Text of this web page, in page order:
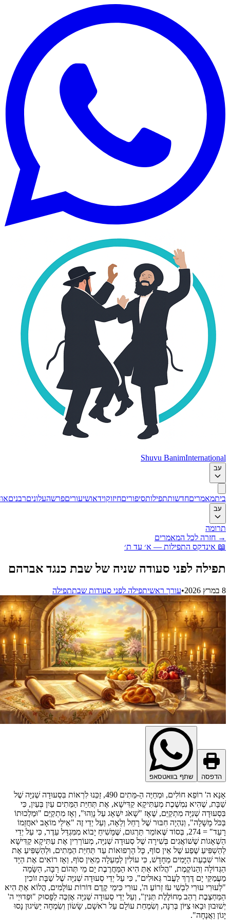
Shuvu Banim
מאמריםחדשותתפילותסיפוריםחיזוקוידאושיעוריםפרשהעלוניםרבניםאודות
חזרה לכל המאמרים
אינדקס התפילות — א׳ עד ת׳
לפני סעודה שניה של שבת כנגד אברהם
•עורך ראשיתפילה לפני סעודות שבתתפילה
שתף בוואטסאפ
אָנָּא ה' רוֹפֵא חוֹלִים, וּמְחַיֶּה הַ-מֵּתִים 490, זַכֵּנוּ לִרְאוֹת בִּסְעוּדָה שְׁנִיָּה שֶׁל
שֶׁהִיא נִמְשֶׁכֶת מְעַתִּיקָא קַדִּישָׁא, אֶת תְּחִיַּת הַמֵּתִים עַיִן בְּעַיִן, כִּי
שְׁנִיָּה מִתְקַיֵּם, שֶׁאָז "שָׁאֹג יִשְׁאָג עַל נָוֵהוּ", וְאָז מִתְקַיֵּם "וּמַלְכוּתוֹ
מָשָׁלָה", וְנִהְיָה חִבּוּר שֶׁל רָחֵל וְלֵאָה, וְעַל יְדֵי זֶה "אֵילֵי מוֹאָב יֹאחֲזֵמוֹ
רָעַד" = 274, בְּסוֹד שֶּׁאוֹמֵר תַּרְגּוּם, שֶּׁמָּשִׁיחַ יָבוֹא מִמִּגְדַּל עֵדֶר, כִּי עַל יְדֵי
שֶׁשׁוֹאֲגִים בְּשִׁירָה שֶׁל סְעוּדָה שְׁנִיָּה, מְעוֹרְרִין אֶת עַתִּיקָא קַדִּישָׁא
שֶׁפַע שֶׁל אֵין סוֹף, כָּל הָרְפוּאוֹת עַד תְּחִיַּת הַמֵּתִים, וּלְהַשְׁפִּיעַ אֶת
שִׁבְעַת הַיָּמִים מֵחָדָשׁ, כִּי עוֹלִין לְמַעְלָה מֵאֵין סוֹף, וְאָז רוֹאִים אֶת הַיָּד
וְהַנוֹקֶמֶת, "הֲלוֹא אַתְּ הִיא הַמַּחֲרֶבֶת יָם מֵי תְּהוֹם רַבָּה, הַשָּׂמָה
יָם דֶּרֶךְ לַעֲבֹר גְּאוּלִים", כִּי עַל יְדֵי סְעוּדָה שְׁנִיָּה שֶׁל שַׁבָּת זוֹכִין
עוּרִי לִבְשִׁי עֹז זְרוֹעַ ה', עוּרִי כִּימֵי קֶדֶם דּוֹרוֹת עוֹלָמִים, הֲלוֹא אַתְּ הִיא
רַהַב מְחוֹלֶלֶת תַּנִּין", וְעַל יְדֵי סְעוּדָה שְׁנִיָּה אֶזְכֶּה לַפָּסוּק "וּפְדוּיֵי ה'
וּבָאוּ צִיּוֹן בְּרִנָּה, וְשִׂמְחַת עוֹלָם עַל רֹאשָׁם, שָׂשׂוֹן וְשִׂמְחָה יַשִּׂיגוּן נָסוּ
וַאֲנָחָה".